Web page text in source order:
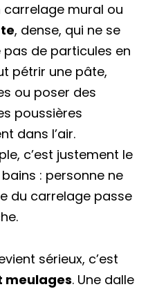
mural ou
, dense, qui ne se
de particules en
pétrir une pâte,
ou poser des
poussières
dans l’air.
c’est justement le
: personne ne
du carrelage passe
sérieux, c’est
meulages. Une dalle